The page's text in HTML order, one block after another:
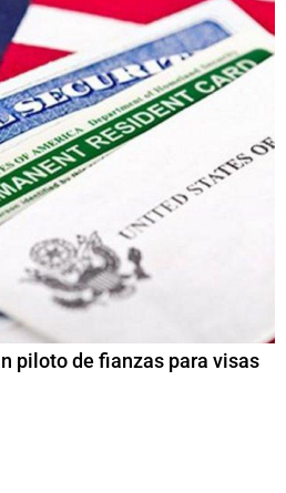
piloto de fianzas para visas